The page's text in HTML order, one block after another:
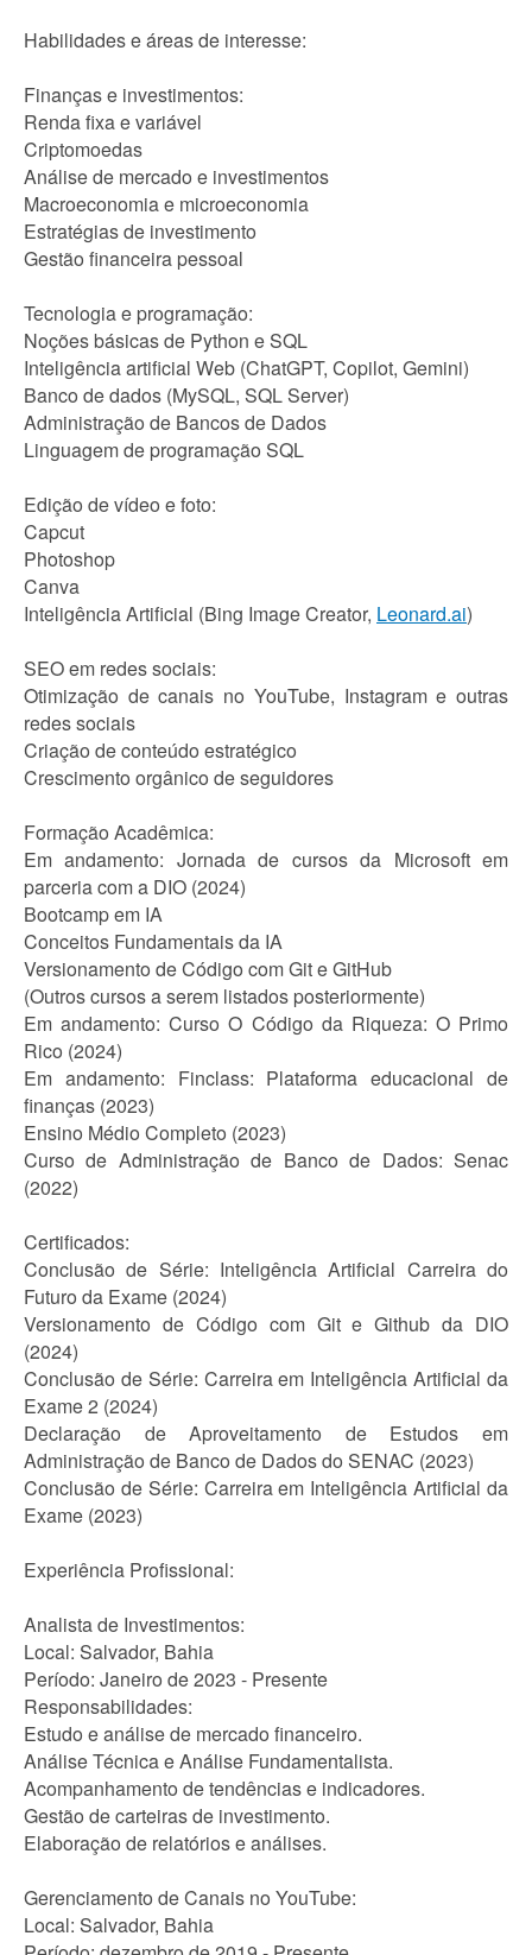
Habilidades e áreas de interesse:
Finanças e investimentos:
Renda fixa e variável
Criptomoedas
Análise de mercado e investimentos
Macroeconomia e microeconomia
Estratégias de investimento
Gestão financeira pessoal
Tecnologia e programação:
Noções básicas de Python e SQL
Inteligência artificial Web (ChatGPT, Copilot, Gemini)
Banco de dados (MySQL, SQL Server)
Administração de Bancos de Dados
Linguagem de programação SQL
Edição de vídeo e foto:
Capcut
Photoshop
Canva
Inteligência Artificial (Bing Image Creator, Leonard.ai)
SEO em redes sociais:
Otimização de canais no YouTube, Instagram e outras
redes sociais
Criação de conteúdo estratégico
Crescimento orgânico de seguidores
Formação Acadêmica:
Em andamento: Jornada de cursos da Microsoft em
parceria com a DIO (2024)
Bootcamp em IA
Conceitos Fundamentais da IA
Versionamento de Código com Git e GitHub
(Outros cursos a serem listados posteriormente)
Em andamento: Curso O Código da Riqueza: O Primo
Rico (2024)
Em andamento: Finclass: Plataforma educacional de
finanças (2023)
Ensino Médio Completo (2023)
Curso de Administração de Banco de Dados: Senac
(2022)
Certificados:
Conclusão de Série: Inteligência Artificial Carreira do
Futuro da Exame (2024)
Versionamento de Código com Git e Github da DIO
(2024)
Conclusão de Série: Carreira em Inteligência Artificial da
Exame 2 (2024)
Declaração de Aproveitamento de Estudos em
Administração de Banco de Dados do SENAC (2023)
Conclusão de Série: Carreira em Inteligência Artificial da
Exame (2023)
Experiência Profissional:
Analista de Investimentos:
Local: Salvador, Bahia
Período: Janeiro de 2023 - Presente
Responsabilidades:
Estudo e análise de mercado financeiro.
Análise Técnica e Análise Fundamentalista.
Acompanhamento de tendências e indicadores.
Gestão de carteiras de investimento.
Elaboração de relatórios e análises.
Gerenciamento de Canais no YouTube:
Local: Salvador, Bahia